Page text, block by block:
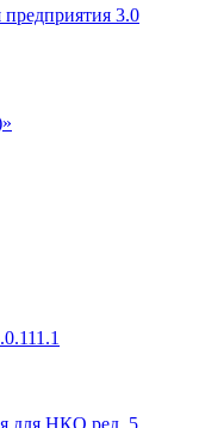
3.0
для НКО ред. 5